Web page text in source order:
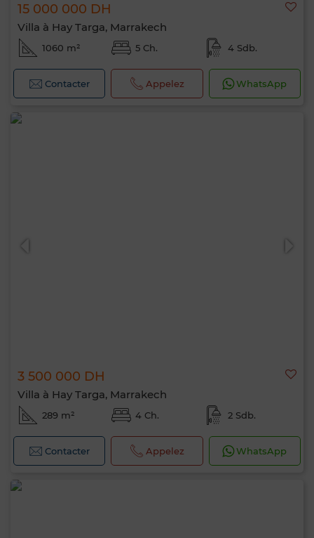
15 000 000 DH
Villa à Hay Targa, Marrakech
1060 m² 5 Ch. 4 Sdb.
Contacter Appelez WhatsApp
3 500 000 DH
Villa à Hay Targa, Marrakech
289 m² 4 Ch. 2 Sdb.
Contacter Appelez WhatsApp